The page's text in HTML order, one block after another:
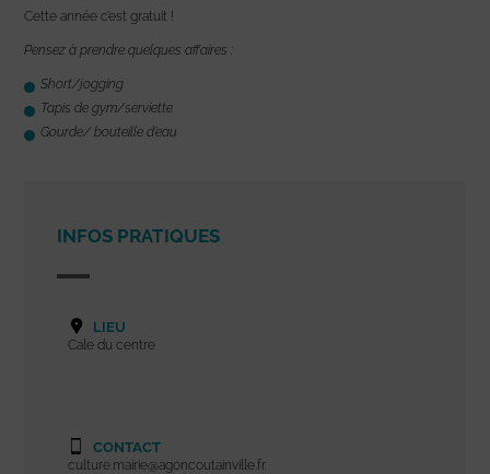
Cette année c’est gratuit !
Pensez à prendre quelques affaires :
Short/jogging
Tapis de gym/serviette
Gourde/ bouteille d’eau
INFOS PRATIQUES
LIEU
Cale du centre
CONTACT
culture.mairie@agoncoutainville.fr